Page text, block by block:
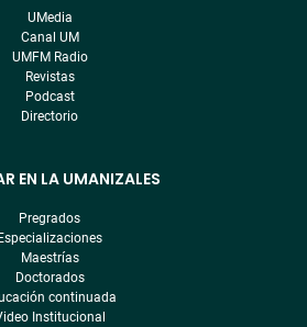
UMedia
Canal UM
UMFM Radio
Revistas
Podcast
Directorio
EN LA UMANIZALES
Pregrados
Especializaciones
Maestrías
Doctorados
continuada
Institucional